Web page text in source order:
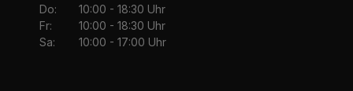
Do:
10:00 - 18:30 Uhr
Fr:
10:00 - 18:30 Uhr
Sa:
10:00 - 17:00 Uhr